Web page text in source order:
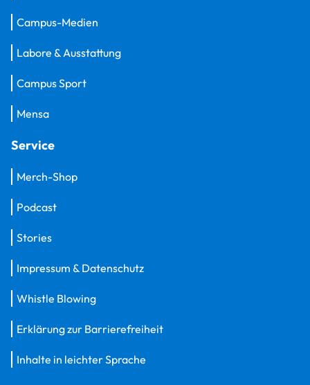
Campus-Medien
Labore & Ausstattung
Campus Sport
Mensa
Service
Merch-Shop
Podcast
Stories
Impressum & Datenschutz
Whistle Blowing
Erklärung zur Barrierefreiheit
Inhalte in leichter Sprache